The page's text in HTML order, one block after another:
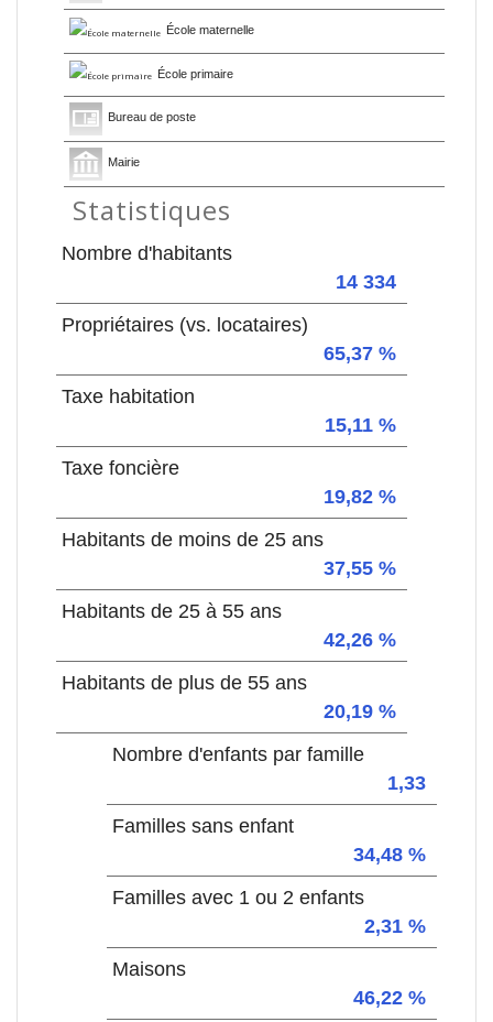
École maternelle
École primaire
Bureau de poste
Mairie
Statistiques
Nombre d'habitants
14 334
Propriétaires (vs. locataires)
65,37 %
Taxe habitation
15,11 %
Taxe foncière
19,82 %
Habitants de moins de 25 ans
37,55 %
Habitants de 25 à 55 ans
42,26 %
Habitants de plus de 55 ans
20,19 %
Nombre d'enfants par famille
1,33
Familles sans enfant
34,48 %
Familles avec 1 ou 2 enfants
2,31 %
Maisons
46,22 %